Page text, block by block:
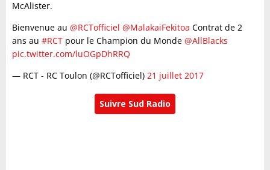
McAlister.
Bienvenue au @RCTofficiel @MalakaiFekitoa Contrat de 2
ans au #RCT pour le Champion du Monde @AllBlacks
pic.twitter.com/luOGpDhRRQ
— RCT - RC Toulon (@RCTofficiel) 21 juillet 2017
Suivre Sud Radio